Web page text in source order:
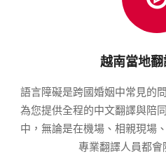
越南當地
語言障礙是跨國婚姻中常見的
為您提供全程的中文翻譯與陪
中，無論是在機場、相親現場
專業翻譯人員都會